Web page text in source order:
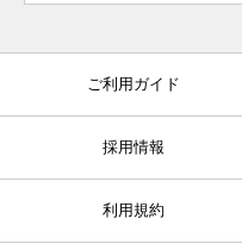
ご利用ガイド
採用情報
利用規約